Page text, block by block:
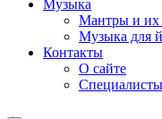
Музыка
Мантры и их
Музыка для
Контакты
О сайте
Специалисты